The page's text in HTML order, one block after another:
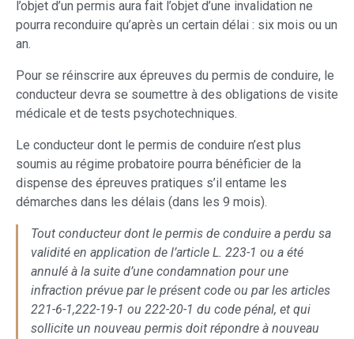
l’objet d’un permis aura fait l’objet d’une invalidation ne
pourra reconduire qu’après un certain délai : six mois ou un
an.
Pour se réinscrire aux épreuves du permis de conduire, le
conducteur devra se soumettre à des obligations de visite
médicale et de tests psychotechniques.
Le conducteur dont le permis de conduire n’est plus
soumis au régime probatoire pourra bénéficier de la
dispense des épreuves pratiques s’il entame les
démarches dans les délais (dans les 9 mois).
Tout conducteur dont le permis de conduire a perdu sa
validité en application de l’article L. 223-1 ou a été
annulé à la suite d’une condamnation pour une
infraction prévue par le présent code ou par les articles
221-6-1,222-19-1 ou 222-20-1 du code pénal, et qui
sollicite un nouveau permis doit répondre à nouveau